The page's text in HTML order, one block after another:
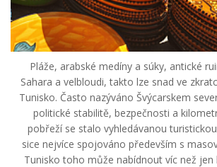
Pláže, arabské medíny a súky, antické
Sahara a velbloudi, takto lze snad ve
Tunisko. Často nazýváno Švýcarskem
politické stabilitě, bezpečnosti a
pobřeží se stalo vyhledávanou
sice nejvíce spojováno především s
Tunisko toho může nabídnout víc než